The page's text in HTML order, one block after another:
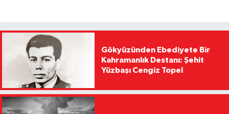
Gökyüzünden Ebediyete Bir
Kahramanlık Destanı: Şehit
Yüzbaşı Cengiz Topel